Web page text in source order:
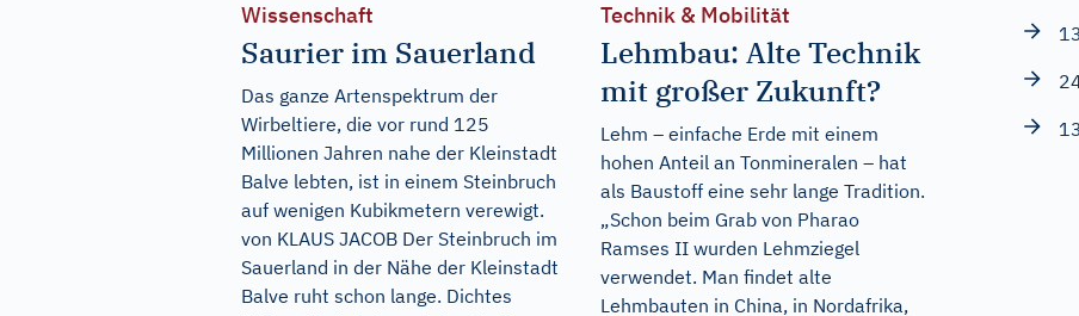
Wissenschaft
Saurier im Sauerland
Das ganze Artenspektrum der
Wirbeltiere, die vor rund 125
Millionen Jahren nahe der Kleinstadt
Balve lebten, ist in einem Steinbruch
auf wenigen Kubikmetern verewigt.
von KLAUS JACOB Der Steinbruch im
Sauerland in der Nähe der Kleinstadt
Balve ruht schon lange. Dichtes
Technik & Mobilität
Lehmbau: Alte Technik
mit großer Zukunft?
Lehm – einfache Erde mit einem
hohen Anteil an Tonmineralen – hat
als Baustoff eine sehr lange Tradition.
„Schon beim Grab von Pharao
Ramses II wurden Lehmziegel
verwendet. Man findet alte
Lehmbauten in China, in Nordafrika,